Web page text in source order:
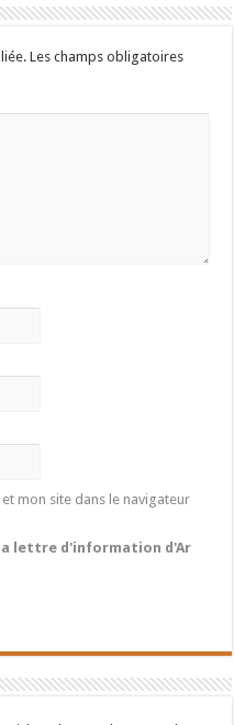
Les champs obligatoires
mon site dans le navigateur
lettre d'information d'Ar